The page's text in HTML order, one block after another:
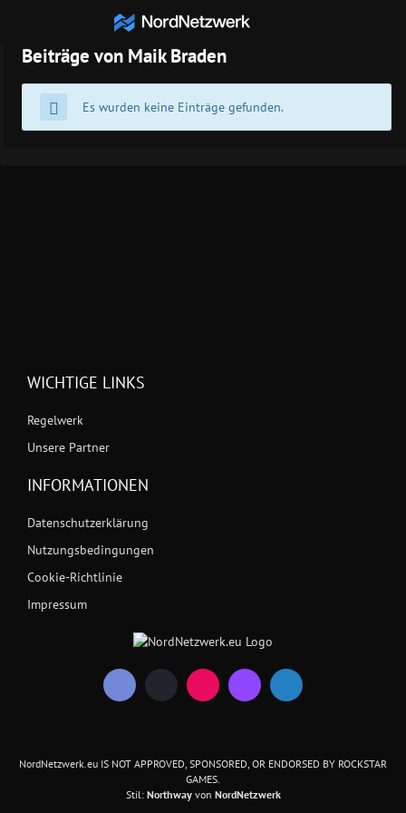
Beiträge von Maik Braden
Es wurden keine Einträge gefunden.
WICHTIGE LINKS
Regelwerk
Unsere Partner
INFORMATIONEN
Datenschutzerklärung
Nutzungsbedingungen
Cookie-Richtlinie
Impressum
NordNetzwerk.eu IS NOT APPROVED, SPONSORED, OR ENDORSED BY ROCKSTAR
GAMES.
Stil: Northwayvon NordNetzwerk